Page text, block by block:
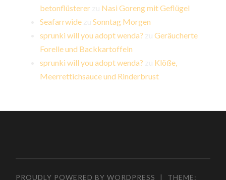
betonflüsterer
Nasi Goreng mit Geflügel
Seafarrwide zuSonntag Morgen
sprunki will you adopt wenda? zuGeräucherte
Forelle und Backkartoffeln
sprunki will you adopt wenda?
Klöße,
Meerrettichsauce und Rinderbrust
PROUDLY POWERED BY WORDPRESS | THEME: